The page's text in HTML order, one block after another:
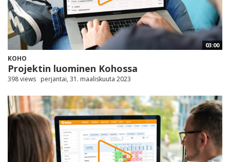
03:00
KOHO
Projektin luominen Kohossa
398 views perjantai, 31. maaliskuuta 2023